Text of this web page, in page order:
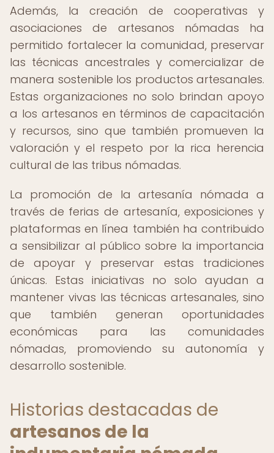
Además, la creación de cooperativas y
asociaciones de artesanos nómadas ha
permitido fortalecer la comunidad, preservar
las técnicas ancestrales y comercializar de
manera sostenible los productos artesanales.
Estas organizaciones no solo brindan apoyo
a los artesanos en términos de capacitación
y recursos, sino que también promueven la
valoración y el respeto por la rica herencia
cultural de las tribus nómadas.
La promoción de la artesanía nómada a
través de ferias de artesanía, exposiciones y
plataformas en línea también ha contribuido
a sensibilizar al público sobre la importancia
de apoyar y preservar estas tradiciones
únicas. Estas iniciativas no solo ayudan a
mantener vivas las técnicas artesanales, sino
que también generan oportunidades
económicas para las comunidades
nómadas, promoviendo su autonomía y
desarrollo sostenible.
Historias destacadas de
artesanos de la